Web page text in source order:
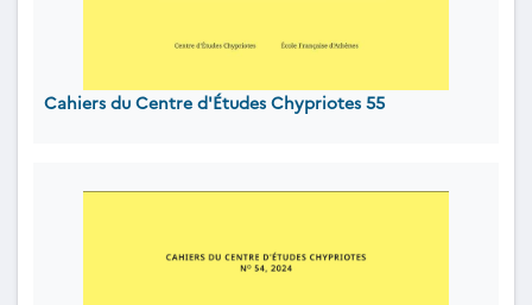
Cahiers du Centre d'Études Chypriotes 55